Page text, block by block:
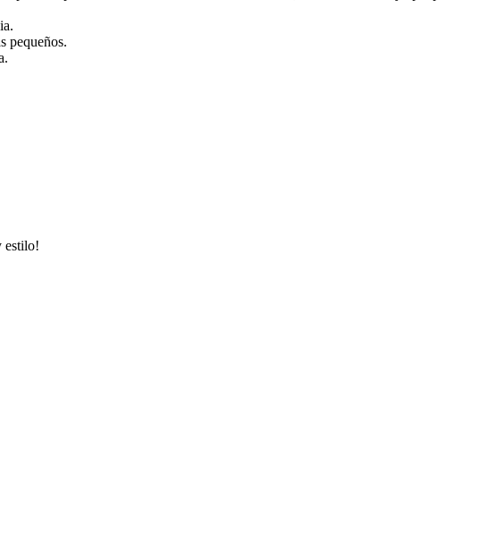
pequeños.
estilo!